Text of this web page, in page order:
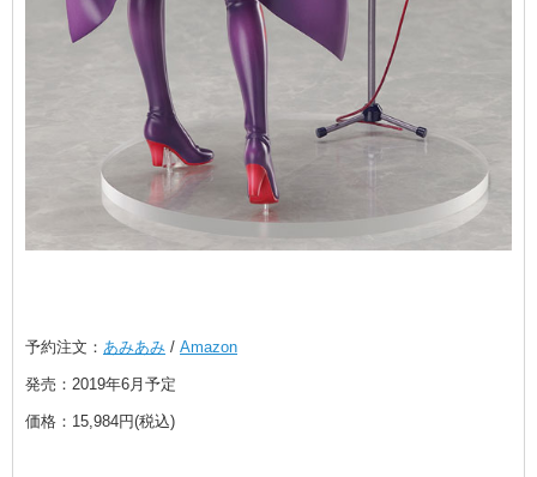
予約注文： あみあみ / Amazon
発売：2019年6月予定
価格：15,984円(税込)